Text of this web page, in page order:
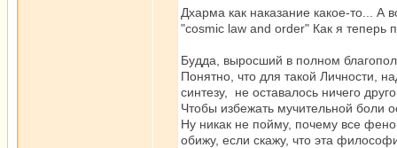
Дхарма как наказание какое-то... А
"cosmic law and order" Как я теперь
Будда, выросший в полном
Понятно, что для такой Личности,
синтезу, не оставалось ничего
Чтобы избежать мучительной боли
Ну никак не пойму, почему все
обижу, если скажу, что эта